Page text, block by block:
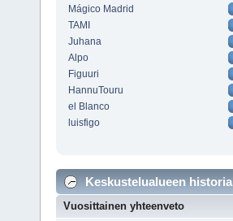
Mágico Madrid
TAMI
Juhana
Alpo
Figuuri
HannuTouru
el Blanco
luisfigo
Keskustelualueen historia
Vuosittainen yhteenveto